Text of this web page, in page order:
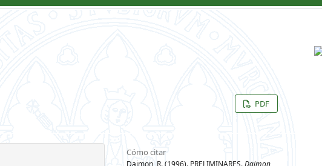
PDF
Cómo citar
Daimon, R. (1996). PRELIMINARES.Daimon